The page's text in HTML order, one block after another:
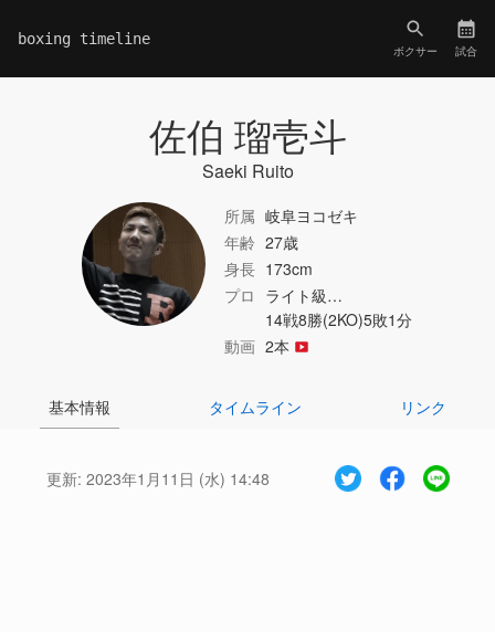
boxing timeline
ボクサー 試合
佐伯 瑠壱斗
Saeki Ruito
所属 岐阜ヨコゼキ
年齢 27歳
身長 173cm
プロ ライト級…
14戦8勝(2KO)5敗1分
動画 2本
基本情報 タイムライン リンク
更新: 2023年1月11日 (水) 14:48